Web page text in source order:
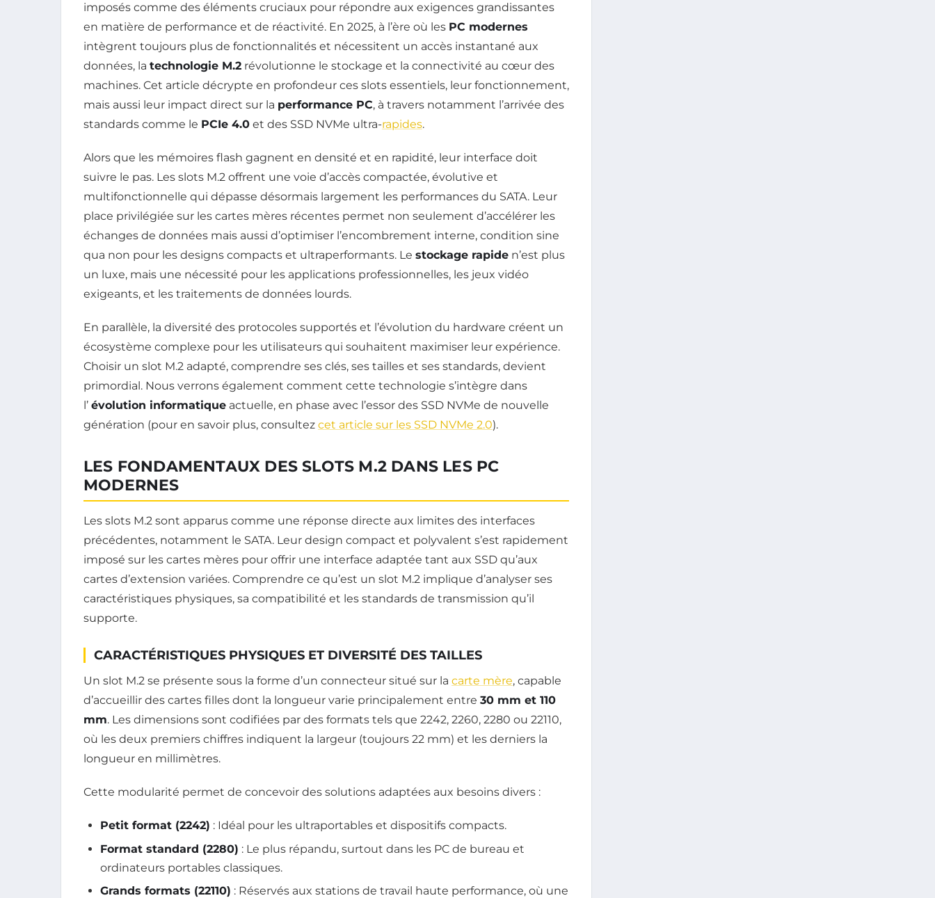
imposés comme des éléments cruciaux pour répondre aux exigences grandissantes
en matière de performance et de réactivité. En 2025, à l’ère où les PC modernes
intègrent toujours plus de fonctionnalités et nécessitent un accès instantané aux
données, la technologie M.2 révolutionne le stockage et la connectivité au cœur des
machines. Cet article décrypte en profondeur ces slots essentiels, leur fonctionnement,
mais aussi leur impact direct sur la performance PC, à travers notamment l’arrivée des
standards comme le PCIe 4.0 et des SSD NVMe ultra-rapides.
Alors que les mémoires flash gagnent en densité et en rapidité, leur interface doit
suivre le pas. Les slots M.2 offrent une voie d’accès compactée, évolutive et
multifonctionnelle qui dépasse désormais largement les performances du SATA. Leur
place privilégiée sur les cartes mères récentes permet non seulement d’accélérer les
échanges de données mais aussi d’optimiser l’encombrement interne, condition sine
qua non pour les designs compacts et ultraperformants. Le stockage rapide n’est plus
un luxe, mais une nécessité pour les applications professionnelles, les jeux vidéo
exigeants, et les traitements de données lourds.
En parallèle, la diversité des protocoles supportés et l’évolution du hardware créent un
écosystème complexe pour les utilisateurs qui souhaitent maximiser leur expérience.
Choisir un slot M.2 adapté, comprendre ses clés, ses tailles et ses standards, devient
primordial. Nous verrons également comment cette technologie s’intègre dans
l’ évolution informatique actuelle, en phase avec l’essor des SSD NVMe de nouvelle
génération (pour en savoir plus, consultez cet article sur les SSD NVMe 2.0).
LES FONDAMENTAUX DES SLOTS M.2 DANS LES PC
MODERNES
Les slots M.2 sont apparus comme une réponse directe aux limites des interfaces
précédentes, notamment le SATA. Leur design compact et polyvalent s’est rapidement
imposé sur les cartes mères pour offrir une interface adaptée tant aux SSD qu’aux
cartes d’extension variées. Comprendre ce qu’est un slot M.2 implique d’analyser ses
caractéristiques physiques, sa compatibilité et les standards de transmission qu’il
supporte.
CARACTÉRISTIQUES PHYSIQUES ET DIVERSITÉ DES TAILLES
Un slot M.2 se présente sous la forme d’un connecteur situé sur la carte mère, capable
d’accueillir des cartes filles dont la longueur varie principalement entre 30 mm et 110
mm. Les dimensions sont codifiées par des formats tels que 2242, 2260, 2280 ou 22110,
où les deux premiers chiffres indiquent la largeur (toujours 22 mm) et les derniers la
longueur en millimètres.
Cette modularité permet de concevoir des solutions adaptées aux besoins divers :
Petit format (2242) : Idéal pour les ultraportables et dispositifs compacts.
Format standard (2280) : Le plus répandu, surtout dans les PC de bureau et
ordinateurs portables classiques.
Grands formats (22110) : Réservés aux stations de travail haute performance, où une